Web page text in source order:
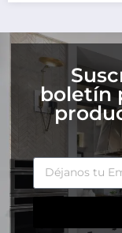
boletín